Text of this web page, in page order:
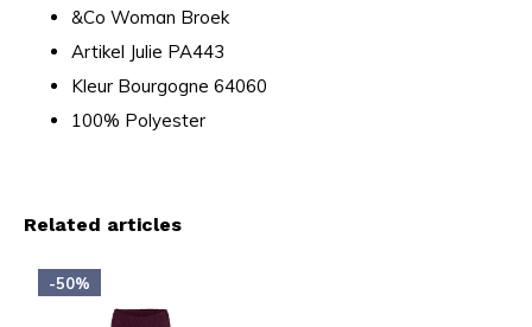
&Co Woman Broek
Artikel Julie PA443
Kleur Bourgogne 64060
100% Polyester
Related articles
-50%